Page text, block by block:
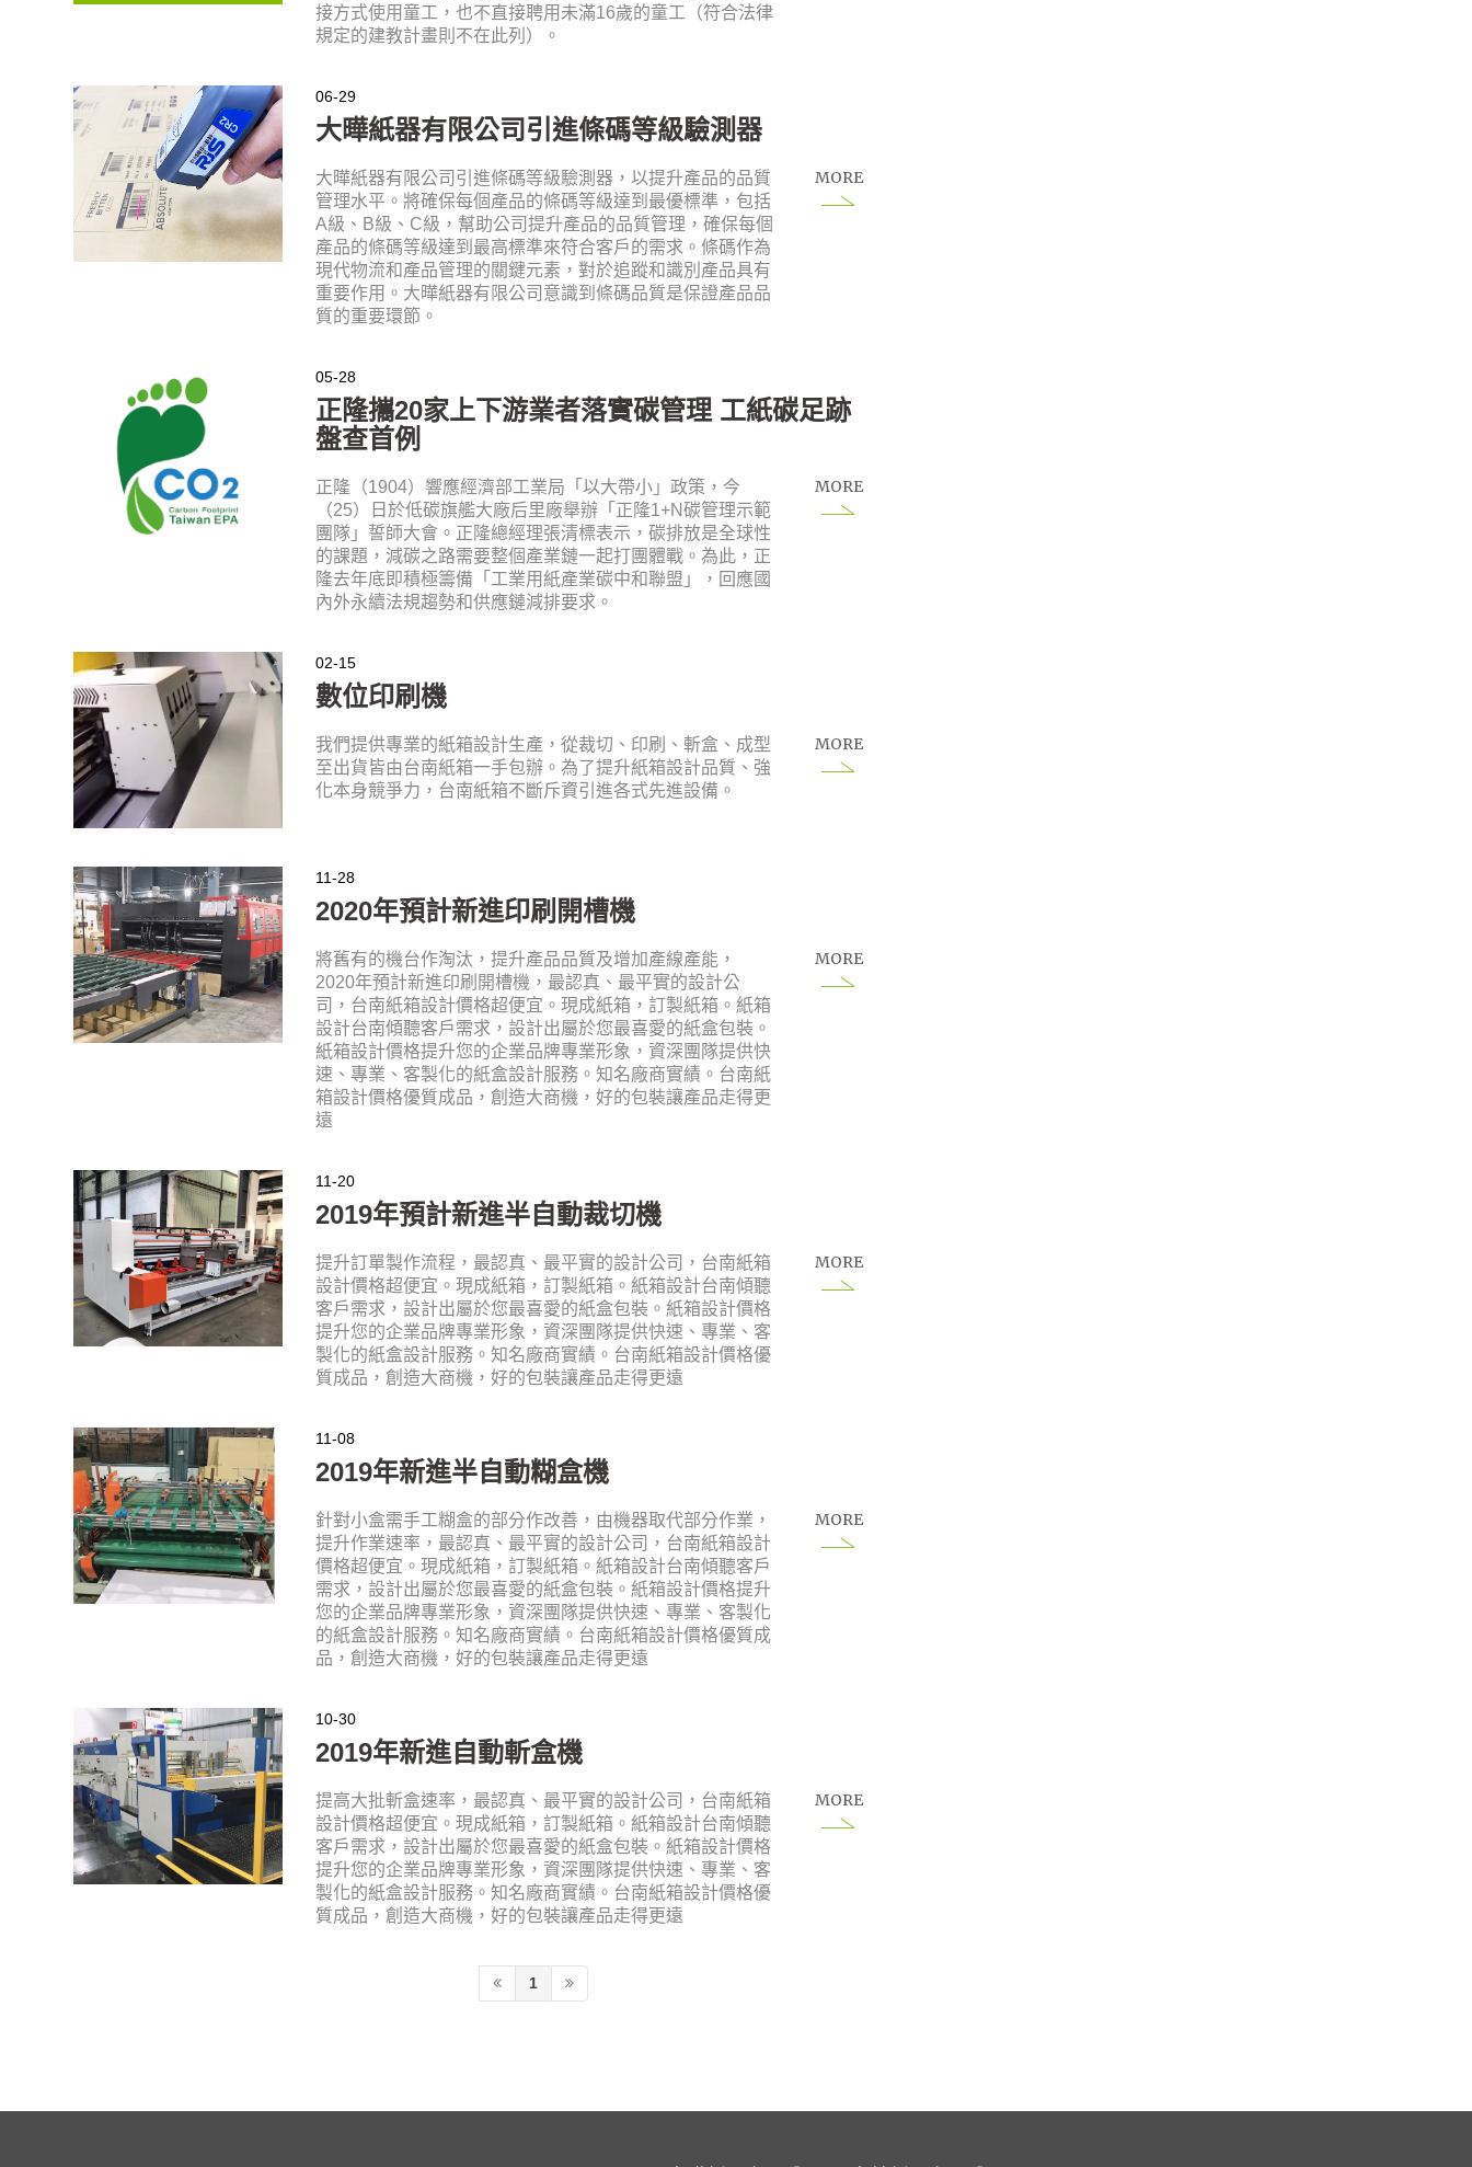
接方式使用童工，也不直接聘用未滿16歲的童工（符合法律
規定的建教計畫則不在此列）。
06-29
大曄紙器有限公司引進條碼等級驗測器
大曄紙器有限公司引進條碼等級驗測器，以提升產品的品質
管理水平。將確保每個產品的條碼等級達到最優標準，包括
A級、B級、C級，幫助公司提升產品的品質管理，確保每個
產品的條碼等級達到最高標準來符合客戶的需求。條碼作為
現代物流和產品管理的關鍵元素，對於追蹤和識別產品具有
重要作用。大曄紙器有限公司意識到條碼品質是保證產品品
質的重要環節。
MORE
05-28
正隆攜20家上下游業者落實碳管理 工紙碳足跡
盤查首例
正隆（1904）響應經濟部工業局「以大帶小」政策，今
（25）日於低碳旗艦大廠后里廠舉辦「正隆1+N碳管理示範
團隊」誓師大會。正隆總經理張清標表示，碳排放是全球性
的課題，減碳之路需要整個產業鏈一起打團體戰。為此，正
隆去年底即積極籌備「工業用紙產業碳中和聯盟」，回應國
內外永續法規趨勢和供應鏈減排要求。
MORE
02-15
數位印刷機
我們提供專業的紙箱設計生產，從裁切、印刷、斬盒、成型
至出貨皆由台南紙箱一手包辦。為了提升紙箱設計品質、強
化本身競爭力，台南紙箱不斷斥資引進各式先進設備。
MORE
11-28
2020年預計新進印刷開槽機
將舊有的機台作淘汰，提升產品品質及增加產線產能，
2020年預計新進印刷開槽機，最認真、最平實的設計公
司，台南紙箱設計價格超便宜。現成紙箱，訂製紙箱。紙箱
設計台南傾聽客戶需求，設計出屬於您最喜愛的紙盒包裝。
紙箱設計價格提升您的企業品牌專業形象，資深團隊提供快
速、專業、客製化的紙盒設計服務。知名廠商實績。台南紙
箱設計價格優質成品，創造大商機‎，好的包裝讓產品走得更
遠
MORE
11-20
2019年預計新進半自動裁切機
提升訂單製作流程，最認真、最平實的設計公司，台南紙箱
設計價格超便宜。現成紙箱，訂製紙箱。紙箱設計台南傾聽
客戶需求，設計出屬於您最喜愛的紙盒包裝。紙箱設計價格
提升您的企業品牌專業形象，資深團隊提供快速、專業、客
製化的紙盒設計服務。知名廠商實績。台南紙箱設計價格優
質成品，創造大商機‎，好的包裝讓產品走得更遠
MORE
11-08
2019年新進半自動糊盒機
針對小盒需手工糊盒的部分作改善，由機器取代部分作業，
提升作業速率，最認真、最平實的設計公司，台南紙箱設計
價格超便宜。現成紙箱，訂製紙箱。紙箱設計台南傾聽客戶
需求，設計出屬於您最喜愛的紙盒包裝。紙箱設計價格提升
您的企業品牌專業形象，資深團隊提供快速、專業、客製化
的紙盒設計服務。知名廠商實績。台南紙箱設計價格優質成
品，創造大商機‎，好的包裝讓產品走得更遠
MORE
10-30
2019年新進自動斬盒機
提高大批斬盒速率，最認真、最平實的設計公司，台南紙箱
設計價格超便宜。現成紙箱，訂製紙箱。紙箱設計台南傾聽
客戶需求，設計出屬於您最喜愛的紙盒包裝。紙箱設計價格
提升您的企業品牌專業形象，資深團隊提供快速、專業、客
製化的紙盒設計服務。知名廠商實績。台南紙箱設計價格優
質成品，創造大商機‎，好的包裝讓產品走得更遠
MORE
1